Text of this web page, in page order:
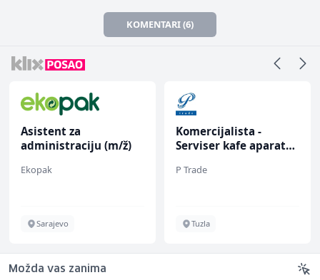
KOMENTARI (6)
Asistent za
administraciju (m/ž)
Ekopak
Sarajevo
Komercijalista -
Serviser kafe aparata
P Trade
Tuzla
Možda vas zanima